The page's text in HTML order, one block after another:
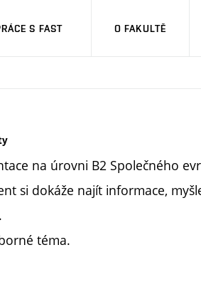
S FAST O FAKULTĚ
na úrovni B2 Společného
si dokáže najít informace,
téma.